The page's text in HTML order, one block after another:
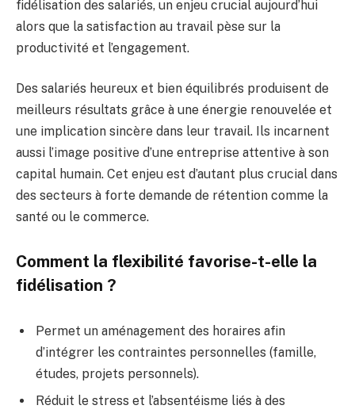
fidélisation des salariés, un enjeu crucial aujourd’hui
alors que la satisfaction au travail pèse sur la
productivité et l’engagement.
Des salariés heureux et bien équilibrés produisent de
meilleurs résultats grâce à une énergie renouvelée et
une implication sincère dans leur travail. Ils incarnent
aussi l’image positive d’une entreprise attentive à son
capital humain. Cet enjeu est d’autant plus crucial dans
des secteurs à forte demande de rétention comme la
santé ou le commerce.
Comment la flexibilité favorise-t-elle la
fidélisation ?
Permet un aménagement des horaires afin
d’intégrer les contraintes personnelles (famille,
études, projets personnels).
Réduit le stress et l’absentéisme liés à des